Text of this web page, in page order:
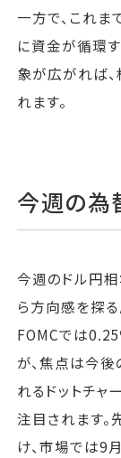
一方で、これ
に資金が循環
象が広がれば
れます。
今週の為
今週のドル円
ら方向感を探
FOMCでは
が、焦点は今
れるドットチ
注目されます
け、市場では9